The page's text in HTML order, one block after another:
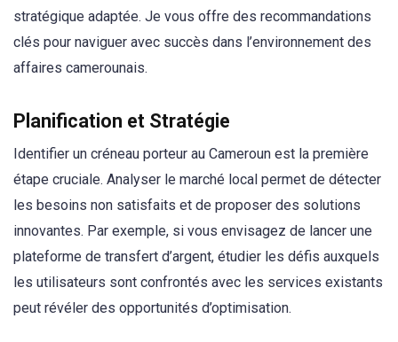
stratégique adaptée. Je vous offre des recommandations
clés pour naviguer avec succès dans l’environnement des
affaires camerounais.
Planification et Stratégie
Identifier un créneau porteur au Cameroun est la première
étape cruciale. Analyser le marché local permet de détecter
les besoins non satisfaits et de proposer des solutions
innovantes. Par exemple, si vous envisagez de lancer une
plateforme de transfert d’argent, étudier les défis auxquels
les utilisateurs sont confrontés avec les services existants
peut révéler des opportunités d’optimisation.